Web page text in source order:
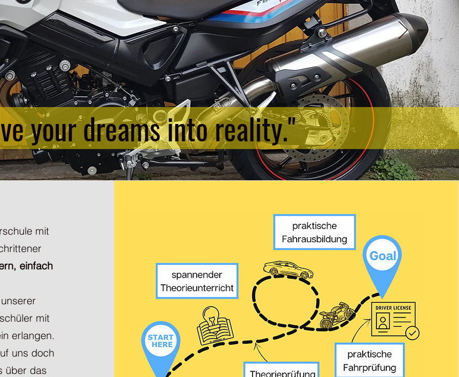
your dreams into reality."
mit
einfach
mit
erlangen.
uns doch
über das